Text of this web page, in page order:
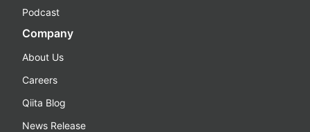
Podcast
Company
About Us
Careers
Qiita Blog
News Release